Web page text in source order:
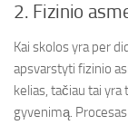
2. Fizinio
Kai skolos yra per
apsvarstyti fizinio
kelias, tačiau tai
gyvenimą.